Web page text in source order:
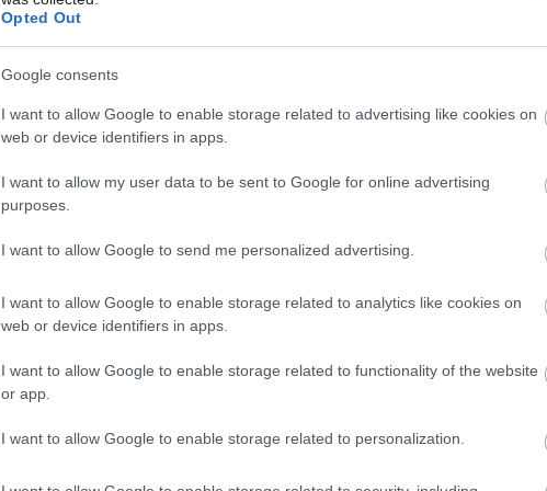
Opted Out
Google consents
I want to allow Google to enable storage related to advertising like cookies on
web or device identifiers in apps.
I want to allow my user data to be sent to Google for online advertising
purposes.
I want to allow Google to send me personalized advertising.
I want to allow Google to enable storage related to analytics like cookies on
web or device identifiers in apps.
I want to allow Google to enable storage related to functionality of the website
or app.
I want to allow Google to enable storage related to personalization.